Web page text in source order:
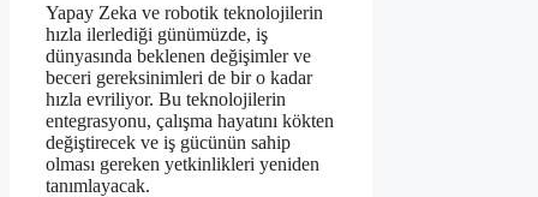
Yapay Zeka ve robotik teknolojilerin
hızla ilerlediği günümüzde, iş
dünyasında beklenen değişimler ve
beceri gereksinimleri de bir o kadar
hızla evriliyor. Bu teknolojilerin
entegrasyonu, çalışma hayatını kökten
değiştirecek ve iş gücünün sahip
olması gereken yetkinlikleri yeniden
tanımlayacak.